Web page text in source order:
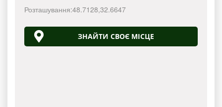
Розташування:48.7128,32.6647
ЗНАЙТИ СВОЄ МІСЦЕ